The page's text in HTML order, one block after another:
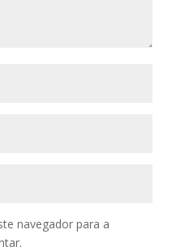
navegador para a